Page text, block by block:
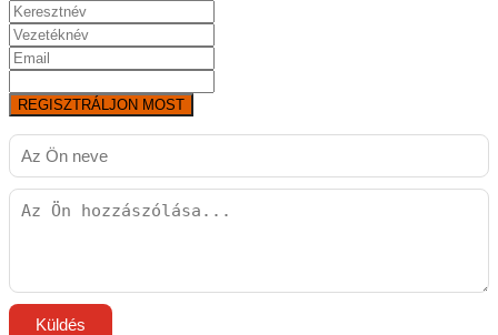
REGISZTRÁLJON MOST
Küldés